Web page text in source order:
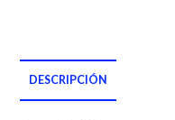
DESCRIPCIÓN